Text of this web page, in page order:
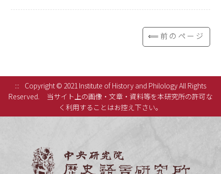
⟸前のページ
:::
Copyright © 2021 Institute of History and Philology All Rights
Reserved.
当サイト上の画像・文章・資料等を本研究所の許可な
く利用することはお控え下さい。